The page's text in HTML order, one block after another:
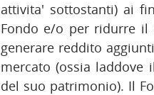
attivita' sottostanti) ai
Fondo e/o per ridurre
generare reddito
mercato (ossia laddove
del suo patrimonio). Il